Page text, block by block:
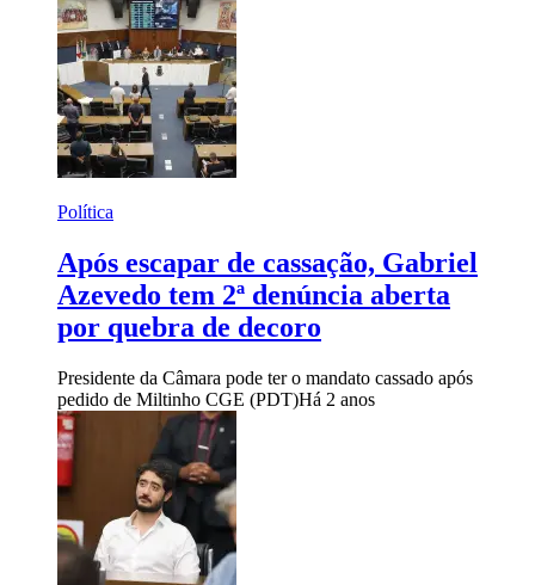
Política
Após escapar de cassação, Gabriel
Azevedo tem 2ª denúncia aberta
por quebra de decoro
Presidente da Câmara pode ter o mandato cassado após
pedido de Miltinho CGE (PDT)Há 2 anos